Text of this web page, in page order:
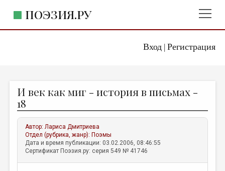
Вход| Регистрация
ПОЭЗИЯ.РУ
ЖАНРЫ
АВТОРЫ
КОММЕНТАРИИ
ЛИТСАЛОН
И век как миг - история в письмах -
18
Автор:Лариса Дмитриева
Отдел (рубрика, жанр): Поэмы
Дата и время публикации: 03.02.2006, 08:46:55
Сертификат Поэзия.ру: серия 549 № 41746